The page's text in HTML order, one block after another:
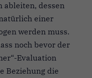
ableiten, dessen
einer
werden muss.
noch bevor der
Evaluation
Beziehung die